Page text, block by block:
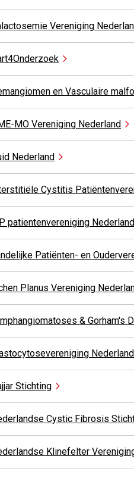
Vereniging
en Vasculaire
MO Vereniging Nederland
Nederland
Cystitis
patientenvereniging Nederland
Patiënten- en
Planus Vereniging
& Gorham's
Nederland
Stichting
Cystic Fibrosis
Klinefelter